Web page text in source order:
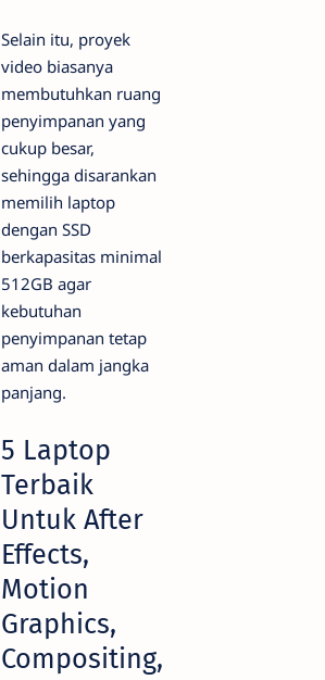
Selain itu, proyek
video biasanya
membutuhkan ruang
penyimpanan yang
cukup besar,
sehingga disarankan
memilih laptop
dengan SSD
berkapasitas minimal
512GB agar
kebutuhan
penyimpanan tetap
aman dalam jangka
panjang.
5 Laptop
Terbaik
Untuk After
Effects,
Motion
Graphics,
Compositing,